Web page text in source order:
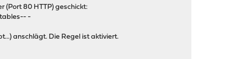
(Port 80 HTTP) geschickt:
-
anschlägt. Die Regel ist aktiviert.